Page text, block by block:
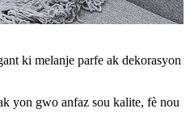
ki melanje parfe ak dekorasyon
yon gwo anfaz sou kalite, fè nou